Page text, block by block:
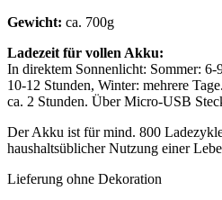
Gewicht: ca. 700g
Ladezeit für vollen Akku:
In direktem Sonnenlicht: Sommer:
10-12 Stunden, Winter: mehrere
ca. 2 Stunden. Über Micro-USB
Der Akku ist für mind. 800
haushaltsüblicher Nutzung einer
Lieferung ohne Dekoration